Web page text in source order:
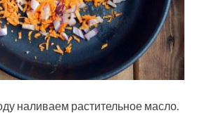
наливаем растительное масло.